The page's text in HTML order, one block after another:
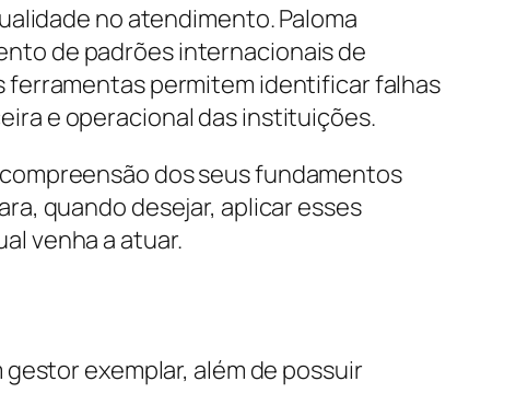
no atendimento. Paloma
de padrões internacionais de
ferramentas permitem identificar falhas
e operacional das instituições.
dos seus fundamentos
quando desejar, aplicar esses
venha a atuar.
exemplar, além de possuir